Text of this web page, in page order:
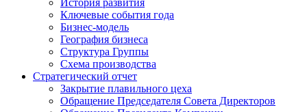
История развития
Ключевые события года
Бизнес-модель
География бизнеса
Структура Группы
Схема производства
Стратегический отчет
Закрытие плавильного цеха
Обращение Председателя Совета Директоров